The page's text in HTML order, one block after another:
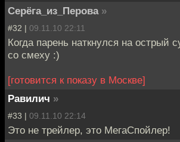
Серёга_из_Перова »
#32 | 09.11.10 22:11
Когда парень наткнулся на острый
со смеху :)
[готовится к показу в Москве]
Равилич »
#33 | 09.11.10 22:14
Это не трейлер, это МегаСпойлер!